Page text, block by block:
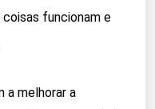
funcionam e
a melhorar a